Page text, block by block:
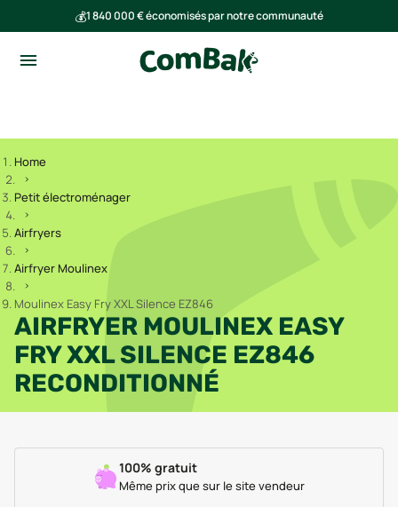
💰1 840 000 € économisés par notre communauté
Home
Petit électroménager
Airfryers
Airfryer Moulinex
Moulinex Easy Fry XXL Silence EZ846
AIRFRYER MOULINEX EASY
FRY XXL SILENCE EZ846
RECONDITIONNÉ
100% gratuit
Même prix que sur le site vendeur